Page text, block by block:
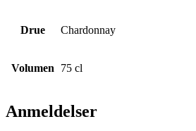
Drue Chardonnay
Volumen 75 cl
Anmeldelser